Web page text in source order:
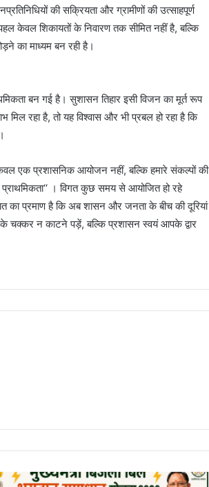
की सक्रियता और ग्रामीणों की उत्साहपूर्ण
केवल शिकायतों के निवारण तक सीमित नहीं है, बल्कि
का माध्यम बन रही है।
बन गई है। सुशासन तिहार इसी विजन का मूर्त रूप
रहा है, तो यह विश्वास और भी प्रबल हो रहा है कि
एक प्रशासनिक आयोजन नहीं, बल्कि हमारे संकल्पों की
प्राथमिकता‘‘ । विगत कुछ समय से आयोजित हो रहे
का प्रमाण है कि अब शासन और जनता के बीच की दूरियां
चक्कर न काटने पड़ें, बल्कि प्रशासन स्वयं आपके द्वार